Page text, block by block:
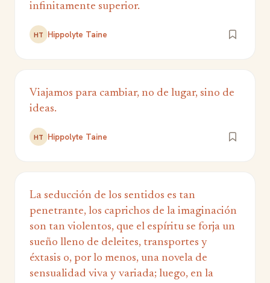
infinitamente superior.
HT Hippolyte Taine
Viajamos para cambiar, no de lugar, sino de
ideas.
HT Hippolyte Taine
La seducción de los sentidos es tan
penetrante, los caprichos de la imaginación
son tan violentos, que el espíritu se forja un
sueño lleno de deleites, transportes y
éxtasis o, por lo menos, una novela de
sensualidad viva y variada; luego, en la